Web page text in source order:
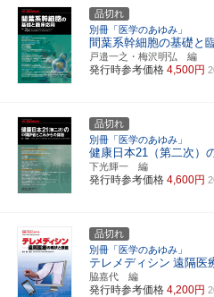
品切れ
別冊「医学のあゆみ」
間葉系幹細胞の基礎と
戸邉一之・梅沢明弘 編
発行時参考価格 4,500円
品切れ
別冊「医学のあゆみ」
健康日本21（第二次）
下光輝一 編
発行時参考価格 4,600円
品切れ
別冊「医学のあゆみ」
テレメディシン 遠隔医
脇嘉代 編
発行時参考価格 4,200円